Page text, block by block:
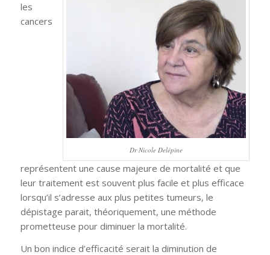
Dr Nicole Delépine
les
cancers
représentent une cause majeure de mortalité et que
leur traitement est souvent plus facile et plus efficace
lorsqu’il s’adresse aux plus petites tumeurs, le
dépistage parait, théoriquement, une méthode
prometteuse pour diminuer la mortalité.
Un bon indice d’efficacité serait la diminution de